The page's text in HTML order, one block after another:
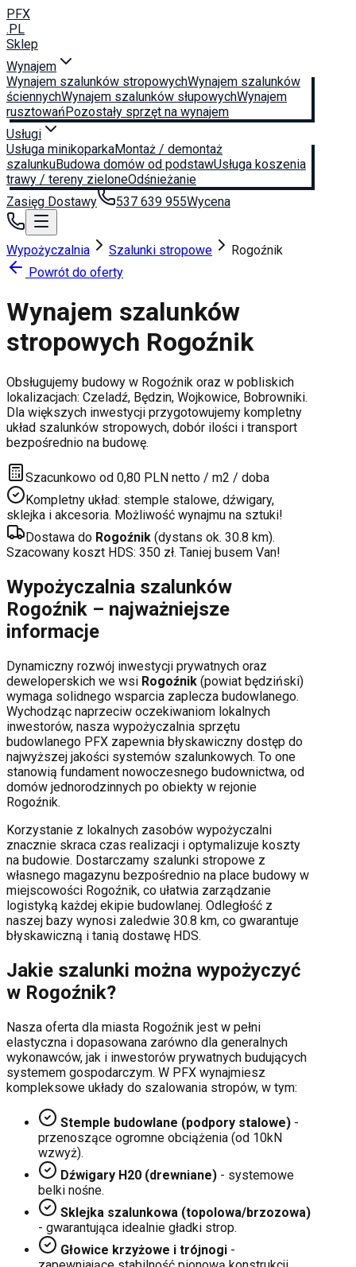
PFX
.PL
Sklep
Wynajem
Wynajem szalunków stropowychWynajem szalunków
ściennychWynajem szalunków słupowychWynajem
rusztowańPozostały sprzęt na wynajem
Usługi
Usługa minikoparkaMontaż / demontaż
szalunkuBudowa domów od podstawUsługa koszenia
trawy / tereny zieloneOdśnieżanie
Zasięg Dostawy
537 639 955Wycena
Wypożyczalnia Szalunki stropowe
Rogoźnik
Powrót do oferty
Wynajem szalunków
stropowych Rogoźnik
Obsługujemy budowy w Rogoźnik oraz w pobliskich
lokalizacjach: Czeladź, Będzin, Wojkowice, Bobrowniki.
Dla większych inwestycji przygotowujemy kompletny
układ szalunków stropowych, dobór ilości i transport
bezpośrednio na budowę.
Szacunkowo od 0,80 PLN netto / m2 / doba
Kompletny układ: stemple stalowe, dźwigary,
sklejka i akcesoria. Możliwość wynajmu na sztuki!
Dostawa do Rogoźnik (dystans ok. 30.8 km).
Szacowany koszt HDS: 350 zł. Taniej busem Van!
Wypożyczalnia szalunków
Rogoźnik – najważniejsze
informacje
Dynamiczny rozwój inwestycji prywatnych oraz
deweloperskich we wsi Rogoźnik (powiat będziński)
wymaga solidnego wsparcia zaplecza budowlanego.
Wychodząc naprzeciw oczekiwaniom lokalnych
inwestorów, nasza wypożyczalnia sprzętu
budowlanego PFX zapewnia błyskawiczny dostęp do
najwyższej jakości systemów szalunkowych. To one
stanowią fundament nowoczesnego budownictwa, od
domów jednorodzinnych po obiekty w rejonie
Rogoźnik.
Korzystanie z lokalnych zasobów wypożyczalni
znacznie skraca czas realizacji i optymalizuje koszty
na budowie. Dostarczamy szalunki stropowe z
własnego magazynu bezpośrednio na place budowy w
miejscowości Rogoźnik, co ułatwia zarządzanie
logistyką każdej ekipie budowlanej. Odległość z
naszej bazy wynosi zaledwie 30.8 km, co gwarantuje
błyskawiczną i tanią dostawę HDS.
Jakie szalunki można wypożyczyć
w Rogoźnik?
Nasza oferta dla miasta Rogoźnik jest w pełni
elastyczna i dopasowana zarówno dla generalnych
wykonawców, jak i inwestorów prywatnych budujących
systemem gospodarczym. W PFX wynajmiesz
kompleksowe układy do szalowania stropów, w tym:
Stemple budowlane (podpory stalowe) -
przenoszące ogromne obciążenia (od 10kN
wzwyż).
Dźwigary H20 (drewniane) - systemowe
belki nośne.
Sklejka szalunkowa (topolowa/brzozowa)
- gwarantująca idealnie gładki strop.
Głowice krzyżowe i trójnogi -